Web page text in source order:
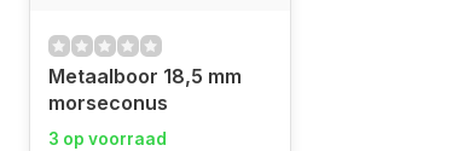
Metaalboor 18,5 mm
morseconus
3 op voorraad